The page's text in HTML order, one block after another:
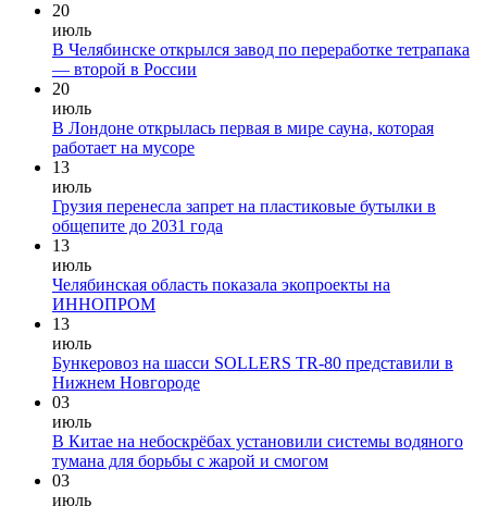
20
июль
В Челябинске открылся завод по переработке тетрапака
— второй в России
20
июль
В Лондоне открылась первая в мире сауна, которая
работает на мусоре
13
июль
Грузия перенесла запрет на пластиковые бутылки в
общепите до 2031 года
13
июль
Челябинская область показала экопроекты на
ИННОПРОМ
13
июль
Бункеровоз на шасси SOLLERS TR-80 представили в
Нижнем Новгороде
03
июль
В Китае на небоскрёбах установили системы водяного
тумана для борьбы с жарой и смогом
03
июль